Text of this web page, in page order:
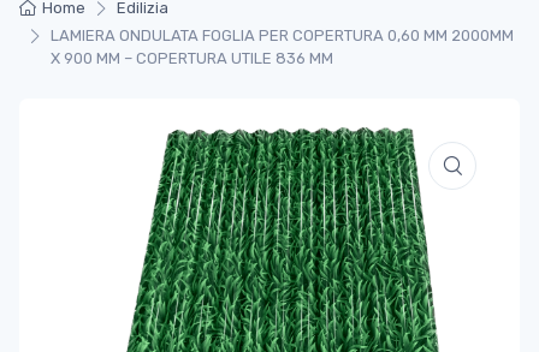
Home
Edilizia
LAMIERA ONDULATA FOGLIA PER COPERTURA 0,60 MM 2000MM
X 900 MM – COPERTURA UTILE 836 MM